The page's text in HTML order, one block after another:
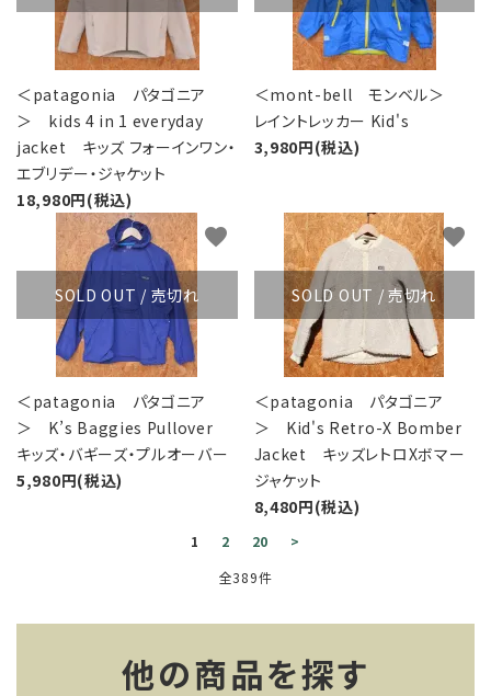
＜patagonia パタゴニア
＞ kids 4 in 1 everyday
jacket キッズ フォーインワン・
エブリデー・ジャケット
18,980円(税込)
＜mont-bell モンベル＞
レイントレッカー Kid's
3,980円(税込)
SOLD OUT / 売切れ
＜patagonia パタゴニア
＞ K’s Baggies Pullover
キッズ・バギーズ・プルオーバー
5,980円(税込)
favorite
SOLD OUT / 売切れ
＜patagonia パタゴニア
＞ Kid's Retro-X Bomber
Jacket キッズレトロXボマー
ジャケット
8,480円(税込)
favorite
1 2 20
>
全389件
他の商品を探す